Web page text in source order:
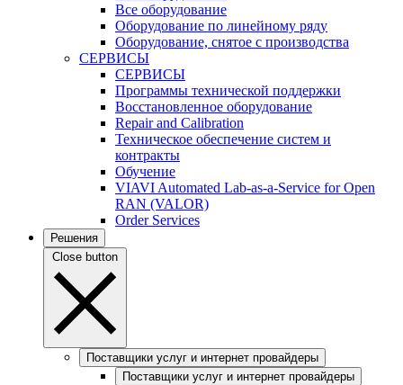
Все оборудование
Оборудование по линейному ряду
Оборудование, снятое с производства
СЕРВИСЫ
СЕРВИСЫ
Программы технической поддержки
Восстановленное оборудование
Repair and Calibration
Техническое обеспечение систем и
контракты
Обучение
VIAVI Automated Lab-as-a-Service for Open
RAN (VALOR)
Order Services
Решения
Close button
Поставщики услуг и интернет провайдеры
Поставщики услуг и интернет провайдеры